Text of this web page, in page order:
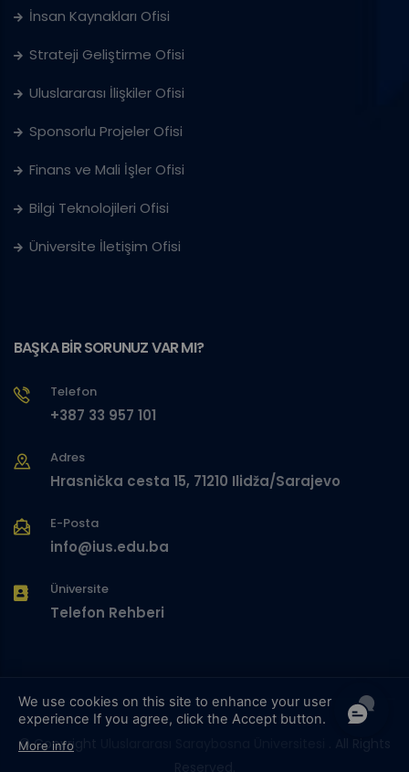
İnsan Kaynakları Ofisi
Strateji Geliştirme Ofisi
Uluslararası İlişkiler Ofisi
Sponsorlu Projeler Ofisi
Finans ve Mali İşler Ofisi
Bilgi Teknolojileri Ofisi
Üniversite İletişim Ofisi
BAŞKA BİR SORUNUZ VAR MI?
Telefon
+387 33 957 101
Adres
Hrasnička cesta 15, 71210 Ilidža/Sarajevo
E-Posta
info@ius.edu.ba
Üniversite
Telefon Rehberi
© Copyright
We use cookies on this site to enhance your user
experience If you agree, click the Accept button.
More info